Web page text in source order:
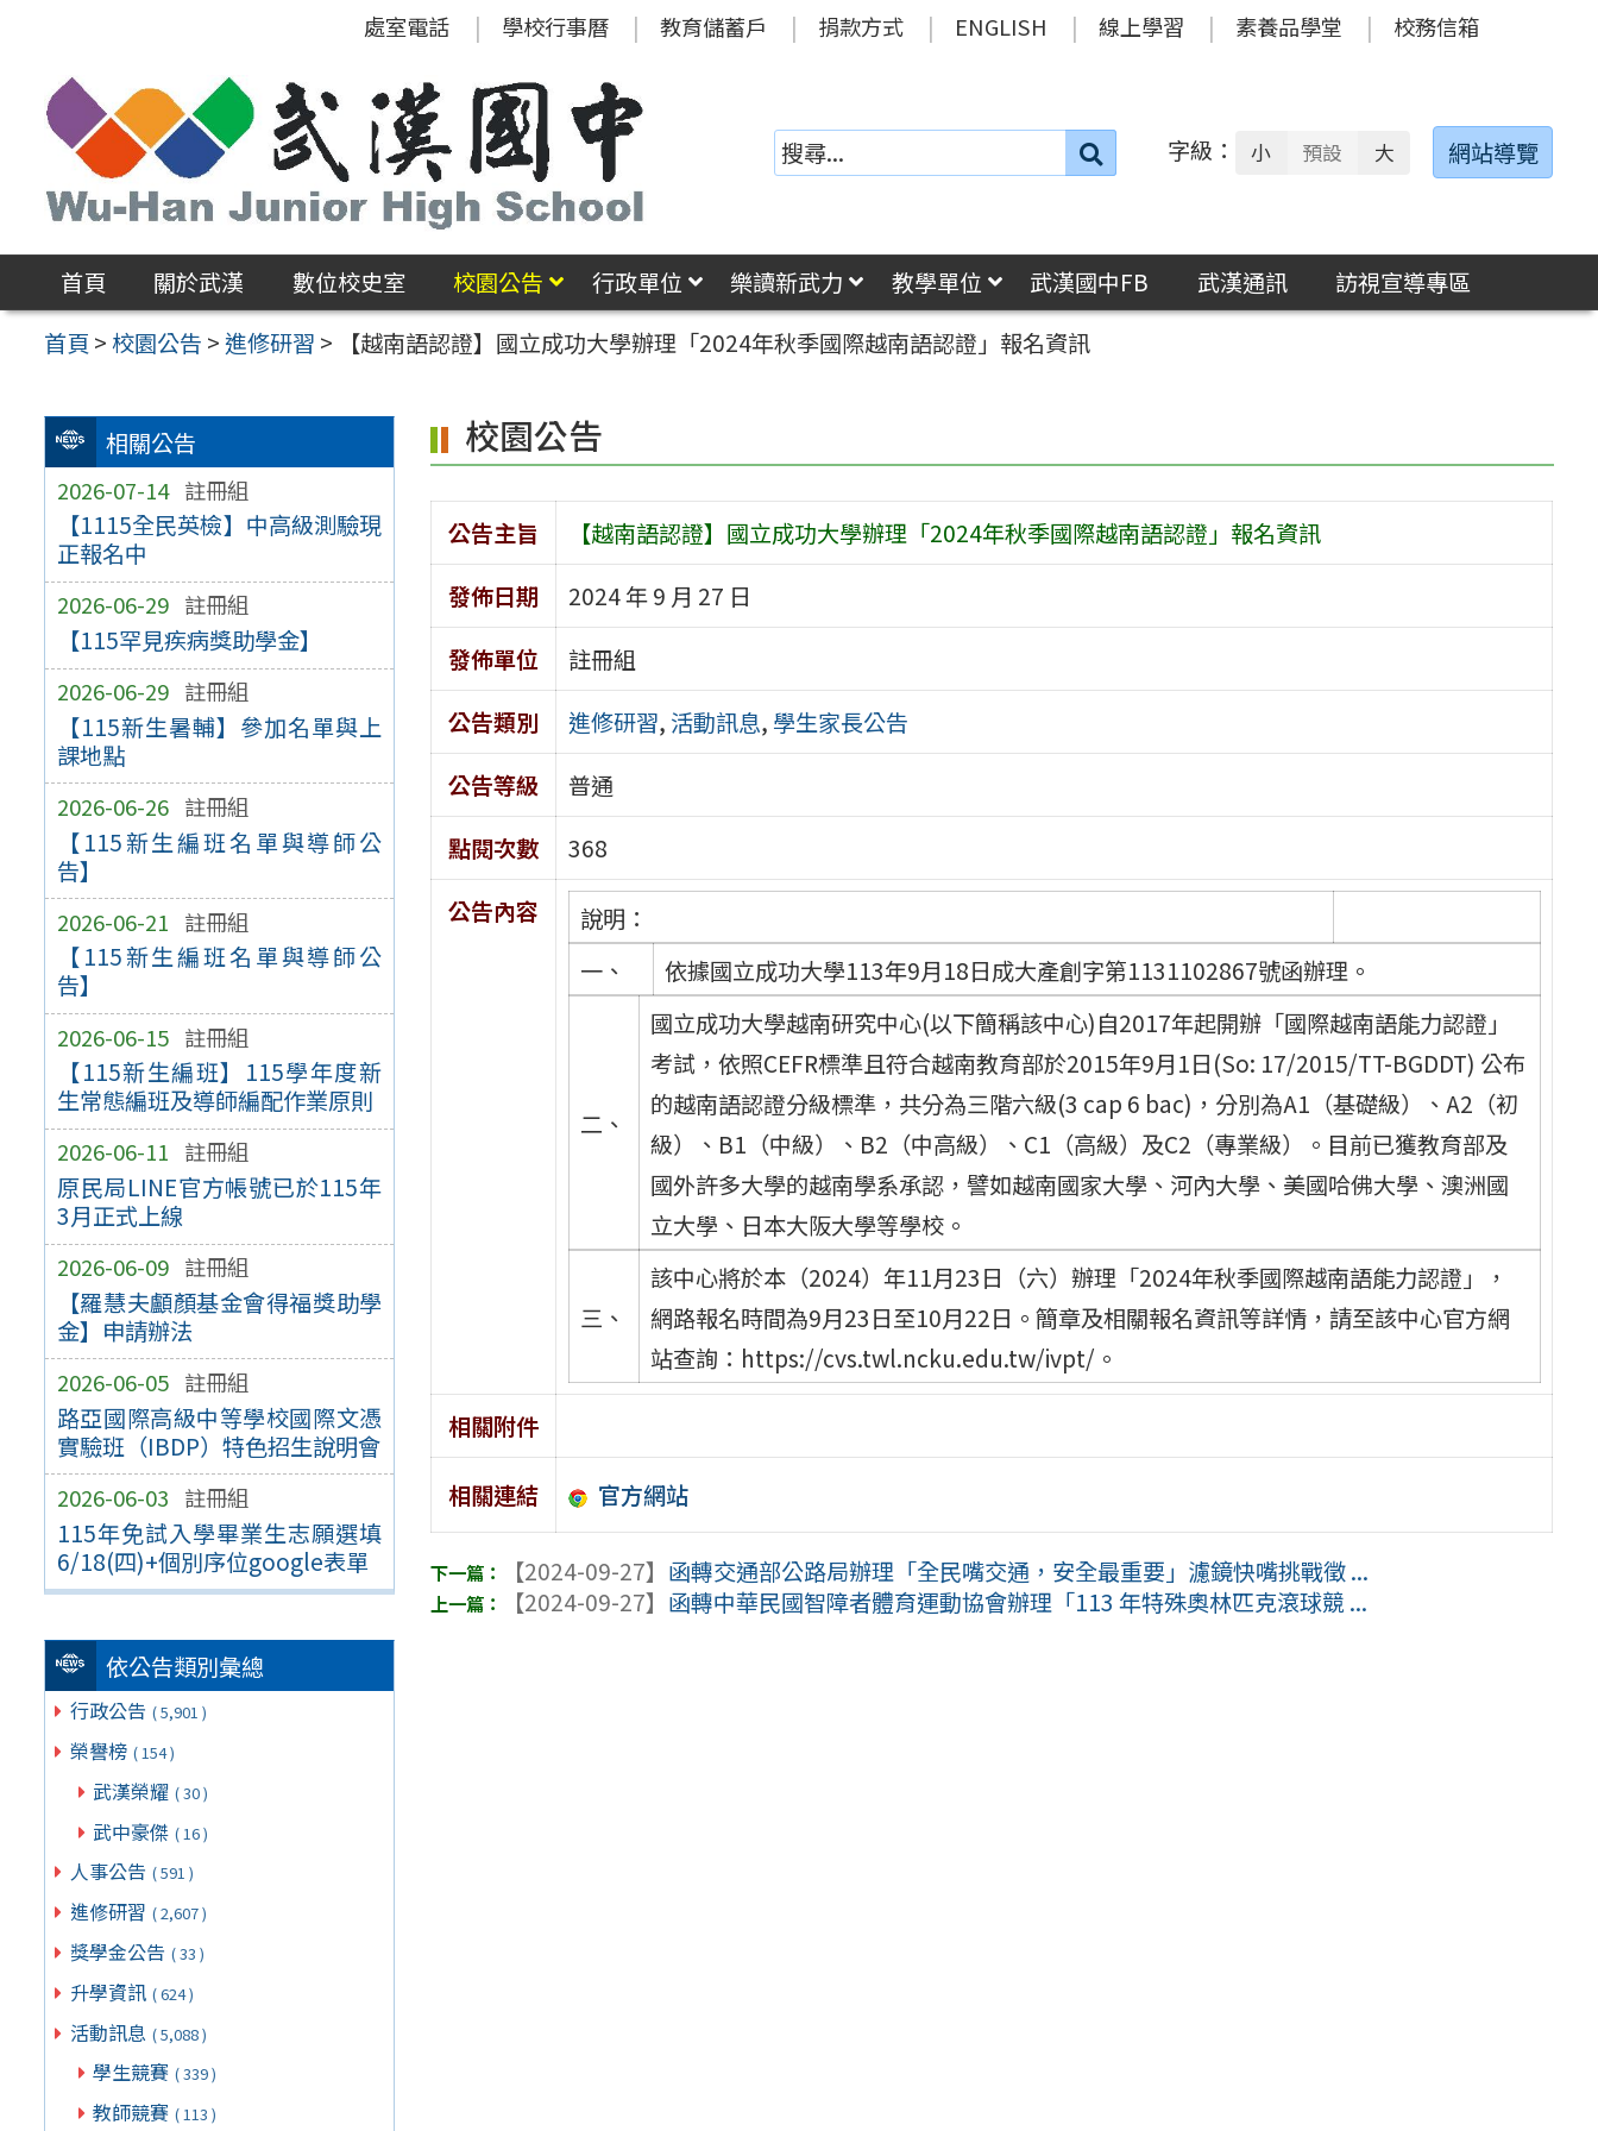
區
處室電話 學校行事曆 教育儲蓄戶 捐款方式 ENGLISH 線上學習 素養品學堂 校務信箱
搜
字級： 小 預設 大 網站導覽
首頁 關於武漢 數位校史室 校園公告 行政單位 樂讀新武力 教學單位 武漢國中FB 武漢通訊
訪視宣導專區
首頁 >校園公告 >進修研習 > 【越南語認證】國立成功大學辦理「2024年秋季國際越南語認證」報名資訊
相關公告
2026-07-14 註冊組
【1115全民英檢】中高級測驗現
正報名中
2026-06-29 註冊組
【115罕見疾病獎助學金】
2026-06-29 註冊組
【115新生暑輔】參加名單與上
課地點
2026-06-26 註冊組
【115新生編班名單與導師公
告】
2026-06-21 註冊組
【115新生編班名單與導師公
告】
2026-06-15 註冊組
【115新生編班】115學年度新
生常態編班及導師編配作業原則
2026-06-11 註冊組
原民局LINE官方帳號已於115年
3月正式上線
2026-06-09 註冊組
【羅慧夫顱顏基金會得福獎助學
金】申請辦法
2026-06-05 註冊組
路亞國際高級中等學校國際文憑
實驗班（IBDP）特色招生說明會
2026-06-03 註冊組
115年免試入學畢業生志願選填
6/18(四)+個別序位google表單
依公告類別彙總
行政公告 ( 5,901 )
榮譽榜 ( 154 )
武漢榮耀 ( 30 )
武中豪傑 ( 16 )
人事公告 ( 591 )
進修研習 ( 2,607 )
獎學金公告 ( 33 )
升學資訊 ( 624 )
活動訊息 ( 5,088 )
學生競賽 ( 339 )
教師競賽 ( 113 )
校園公告
公告主旨
【越南語認證】國立成功大學辦理「2024年秋季國際越南語認證」報名資訊
發佈日期
2024 年 9 月 27 日
發佈單位
註冊組
公告類別
進修研習, 活動訊息, 學生家長公告
公告等級
普通
點閱次數
368
公告內容
說明：
一、
依據國立成功大學113年9月18日成大產創字第1131102867號函辦理。
二、
國立成功大學越南研究中心(以下簡稱該中心)自2017年起開辦「國際越南語能力認證」
考試，依照CEFR標準且符合越南教育部於2015年9月1日(So: 17/2015/TT-BGDDT) 公布
的越南語認證分級標準，共分為三階六級(3 cap 6 bac)，分別為A1（基礎級）、A2（初
級）、B1（中級）、B2（中高級）、C1（高級）及C2（專業級）。目前已獲教育部及
國外許多大學的越南學系承認，譬如越南國家大學、河內大學、美國哈佛大學、澳洲國
立大學、日本大阪大學等學校。
三、
該中心將於本（2024）年11月23日（六）辦理「2024年秋季國際越南語能力認證」，
網路報名時間為9月23日至10月22日。簡章及相關報名資訊等詳情，請至該中心官方網
站查詢：https://cvs.twl.ncku.edu.tw/ivpt/。
相關附件
相關連結 官方網站
【2024-09-27】 函轉交通部公路局辦理「全民嘴交通，安全最重要」濾鏡快嘴挑戰徵 ...
【2024-09-27】 函轉中華民國智障者體育運動協會辦理「113 年特殊奧林匹克滾球競 ...